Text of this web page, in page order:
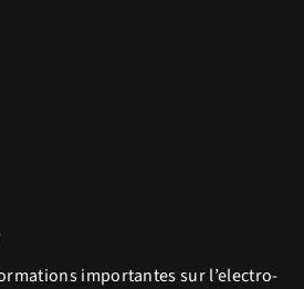
importantes sur l’electro-